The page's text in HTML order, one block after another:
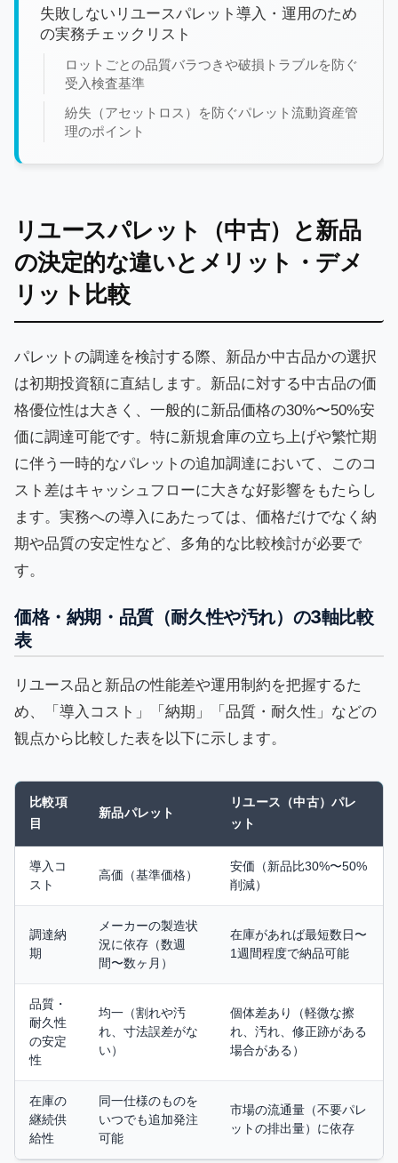
失敗しないリユースパレット導入・運用のため
の実務チェックリスト
ロットごとの品質バラつきや破損トラブルを防ぐ
受入検査基準
紛失（アセットロス）を防ぐパレット流動資産管
理のポイント
リユースパレット（中古）と新品
の決定的な違いとメリット・デメ
リット比較
パレットの調達を検討する際、新品か中古品かの選択
は初期投資額に直結します。新品に対する中古品の価
格優位性は大きく、一般的に新品価格の30%〜50%安
価に調達可能です。特に新規倉庫の立ち上げや繁忙期
に伴う一時的なパレットの追加調達において、このコ
スト差はキャッシュフローに大きな好影響をもたらし
ます。実務への導入にあたっては、価格だけでなく納
期や品質の安定性など、多角的な比較検討が必要で
す。
価格・納期・品質（耐久性や汚れ）の3軸比較
表
リユース品と新品の性能差や運用制約を把握するた
め、「導入コスト」「納期」「品質・耐久性」などの
観点から比較した表を以下に示します。
比較項
目
新品パレット
リユース（中古）パレ
ット
導入コ
スト
高価（基準価格）
安価（新品比30%〜50%
削減）
調達納
期
メーカーの製造状
況に依存（数週
間〜数ヶ月）
在庫があれば最短数日〜
1週間程度で納品可能
品質・
耐久性
の安定
性
均一（割れや汚
れ、寸法誤差がな
い）
個体差あり（軽微な擦
れ、汚れ、修正跡がある
場合がある）
在庫の
継続供
給性
同一仕様のものを
いつでも追加発注
可能
市場の流通量（不要パレ
ットの排出量）に依存